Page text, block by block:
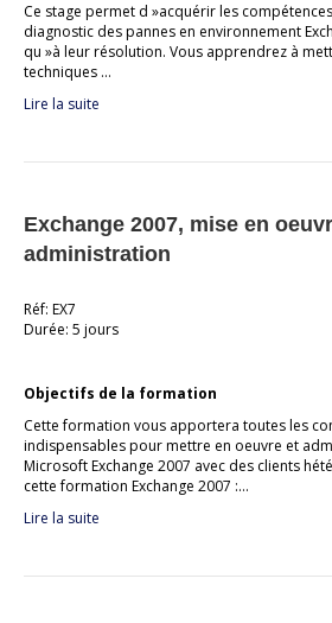
Ce stage permet d »acquérir les
diagnostic des pannes en environnement
qu »à leur résolution. Vous apprendrez à
techniques …
Lire la suite
Exchange 2007, mise en
administration
Réf: EX7
Durée: 5 jours
Objectifs de la formation
Cette formation vous apportera toutes les
indispensables pour mettre en oeuvre et
Microsoft Exchange 2007 avec des clients
cette formation Exchange 2007 :…
Lire la suite